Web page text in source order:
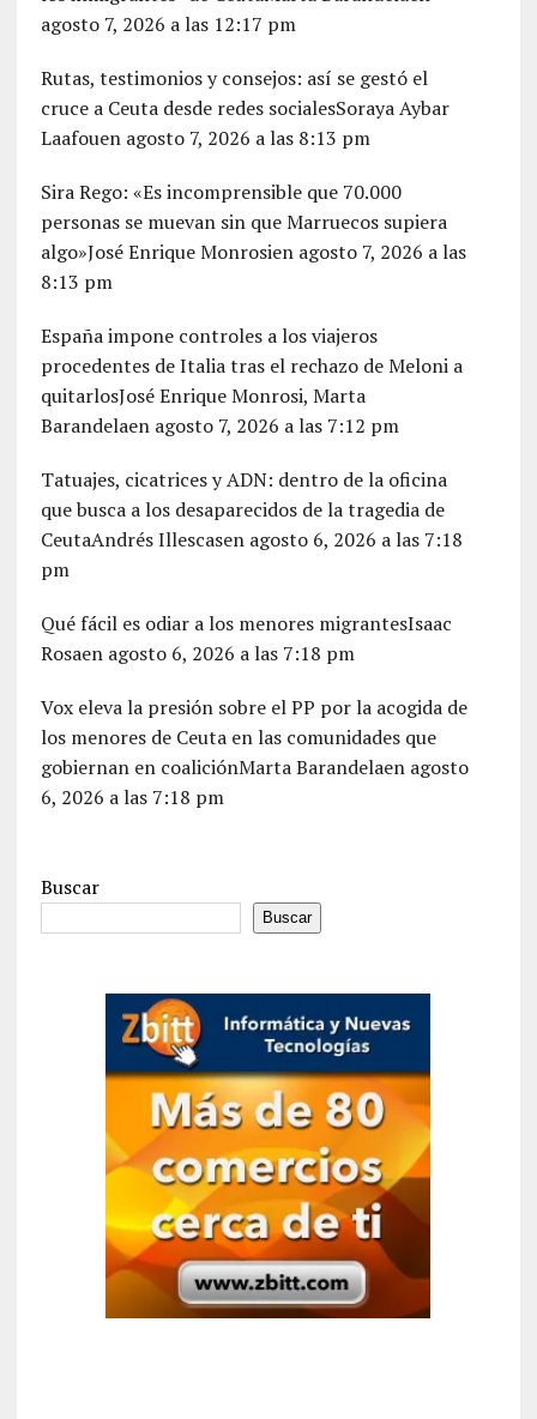
agosto 7, 2026 a las 12:17 pm
Rutas, testimonios y consejos: así se gestó el
cruce a Ceuta desde redes socialesSoraya Aybar
Laafouen agosto 7, 2026 a las 8:13 pm
Sira Rego: «Es incomprensible que 70.000
personas se muevan sin que Marruecos supiera
algo»José Enrique Monrosien agosto 7, 2026 a las
8:13 pm
España impone controles a los viajeros
procedentes de Italia tras el rechazo de Meloni a
quitarlosJosé Enrique Monrosi, Marta
Barandelaen agosto 7, 2026 a las 7:12 pm
Tatuajes, cicatrices y ADN: dentro de la oficina
que busca a los desaparecidos de la tragedia de
CeutaAndrés Illescasen agosto 6, 2026 a las 7:18
pm
Qué fácil es odiar a los menores migrantesIsaac
Rosaen agosto 6, 2026 a las 7:18 pm
Vox eleva la presión sobre el PP por la acogida de
los menores de Ceuta en las comunidades que
gobiernan en coaliciónMarta Barandelaen agosto
6, 2026 a las 7:18 pm
Buscar
Buscar